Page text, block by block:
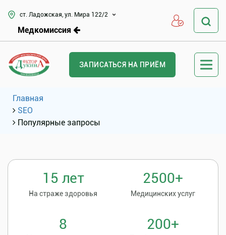
ст. Ладожская, ул. Мира 122/2
Медкомиссия
ЗАПИСАТЬСЯ НА ПРИЁМ
Главная
SEO
Популярные запросы
15 лет
На страже здоровья
2500+
Медицинских услуг
8 200+